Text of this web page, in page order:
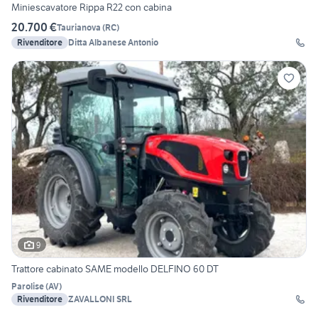
Miniescavatore Rippa R22 con cabina
20.700 €Taurianova (RC)
Rivenditore Ditta Albanese Antonio
9
Trattore cabinato SAME modello DELFINO 60 DT
Parolise(AV)
Rivenditore ZAVALLONI SRL